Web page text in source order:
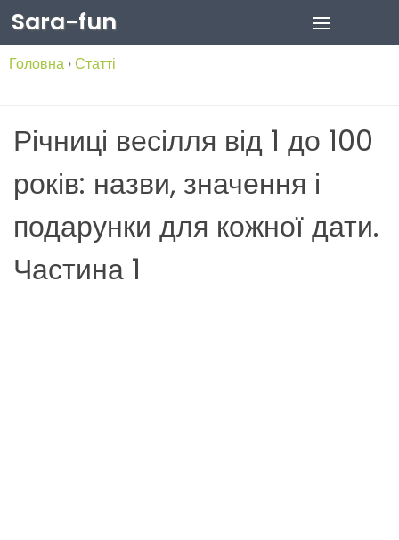
Skip to content
Sara-fun
Головна ›Статті
Річниці весілля від 1 до 100
років: назви, значення і
подарунки для кожної дати.
Частина 1